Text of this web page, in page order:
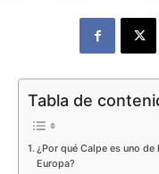
Tabla de
¿Por qué Calpe es uno
Europa?